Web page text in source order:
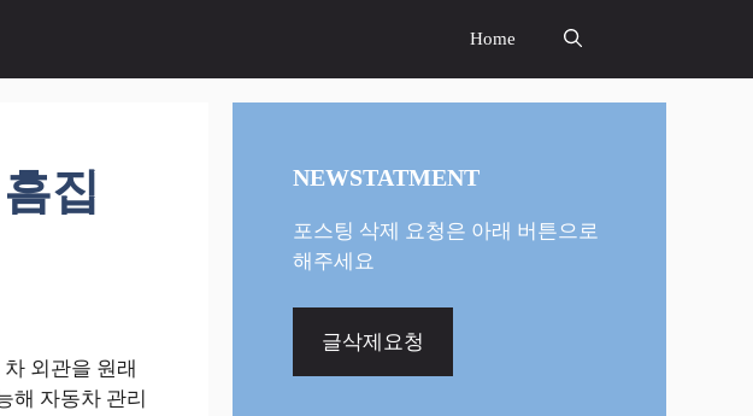
Home
집
외관을 원래
해 자동차 관리
NEWSTATMENT
포스팅 삭제 요청은 아래 버튼으로
해주세요
글삭제요청